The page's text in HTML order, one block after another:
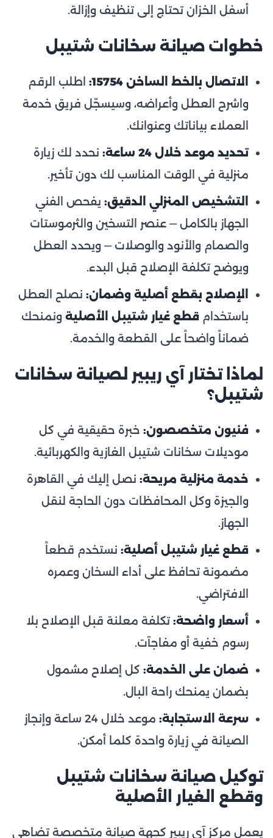
أسفل الخزان تحتاج إلى تنظيف وإزالة.
خطوات صيانة سخانات شتيبل
الاتصال بالخط الساخن 15754:
اطلب الرقم
واشرح العطل وأعراضه، وسيسجّل فريق خدمة
العملاء بياناتك وعنوانك.
تحديد موعد خلال 24 ساعة:
نحدد لك زيارة
منزلية في الوقت المناسب لك دون تأخير.
التشخيص المنزلي الدقيق: يفحص الفني
الجهاز بالكامل — عنصر التسخين والثرموستات
والصمام والأنود والوصلات — ويحدد العطل
ويوضح تكلفة الإصلاح قبل البدء.
الإصلاح بقطع أصلية وضمان: نصلح العطل
باستخدام قطع غيار شتيبل الأصلية ونمنحك
ضماناً واضحاً على القطعة والخدمة.
لماذا تختار آي ريبير لصيانة سخانات
شتيبل؟
فنيون متخصصون: خبرة حقيقية في كل
موديلات سخانات شتيبل الغازية والكهربائية.
خدمة منزلية مريحة: نصل إليك في القاهرة
والجيزة وكل المحافظات دون الحاجة لنقل
الجهاز.
قطع غيار شتيبل أصلية: نستخدم قطعاً
مضمونة تحافظ على أداء السخان وعمره
الافتراضي.
أسعار واضحة: تكلفة معلنة قبل الإصلاح بلا
رسوم خفية أو مفاجآت.
ضمان على الخدمة: كل إصلاح مشمول
بضمان يمنحك راحة البال.
سرعة الاستجابة:
موعد خلال 24 ساعة وإنجاز
الصيانة في زيارة واحدة كلما أمكن.
توكيل صيانة سخانات شتيبل
وقطع الغيار الأصلية
يعمل مركز آي ريبير كجهة صيانة متخصصة تضاهي